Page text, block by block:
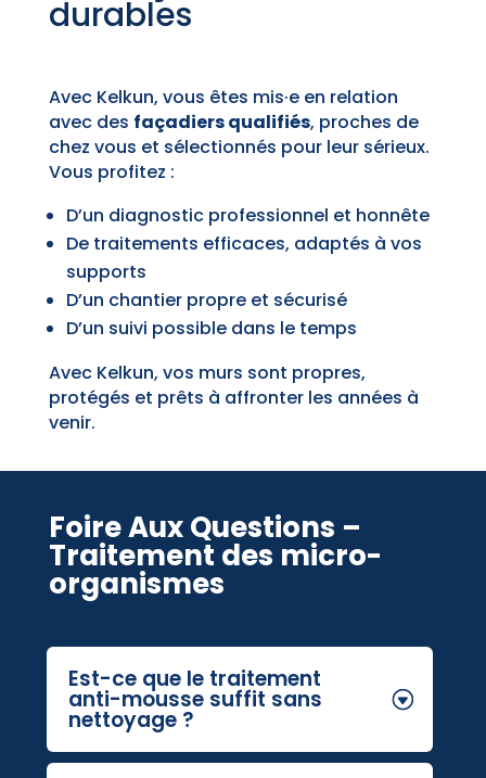
durables
Avec Kelkun, vous êtes mis·e en relation
avec des façadiers qualifiés, proches de
chez vous et sélectionnés pour leur sérieux.
Vous profitez :
D’un diagnostic professionnel et honnête
De traitements efficaces, adaptés à vos
supports
D’un chantier propre et sécurisé
D’un suivi possible dans le temps
Avec Kelkun, vos murs sont propres,
protégés et prêts à affronter les années à
venir.
Foire Aux Questions –
Traitement des micro-
organismes
Est-ce que le traitement
anti-mousse suffit sans
nettoyage ?